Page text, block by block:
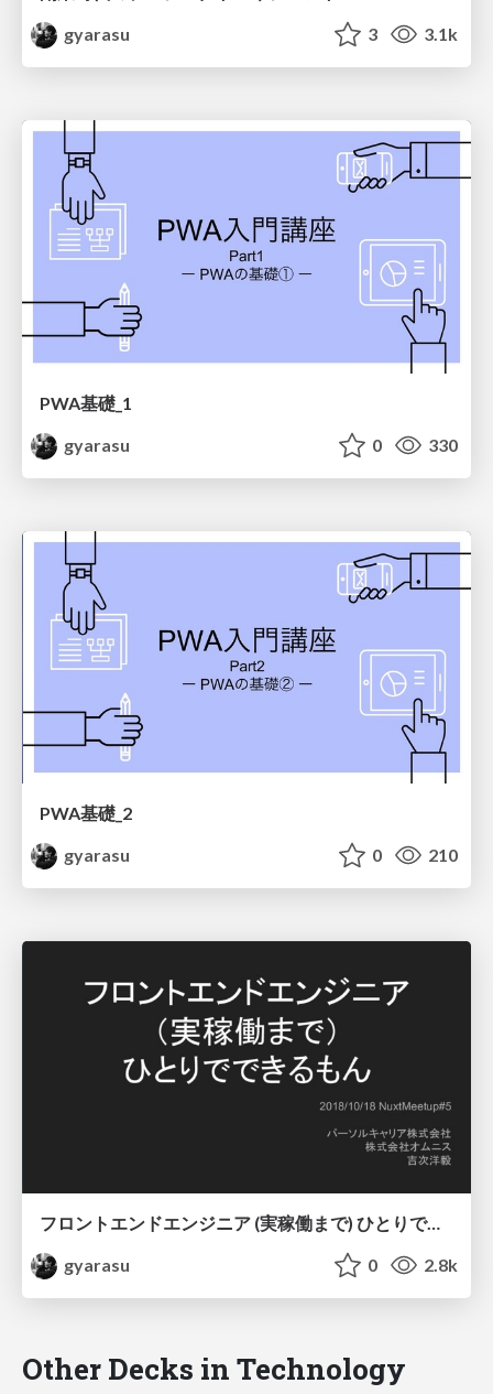
gyarasu
3 3.1k
PWA基礎_1
gyarasu
0 330
PWA基礎_2
gyarasu
0 210
フロントエンドエンジニア (実稼働まで) ひとりでできるもん
gyarasu
0 2.8k
Other Decks in Technology